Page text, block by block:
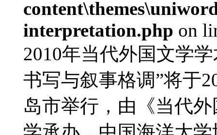
interpretation.php on
2010年当代外国文学
书写与叙事格调”将于
岛市举行，由《当代